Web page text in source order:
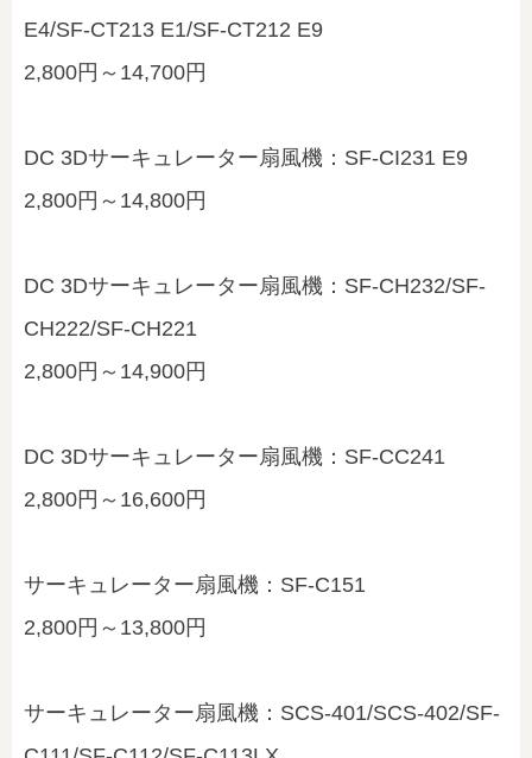
E4/SF-CT213 E1/SF-CT212 E9
2,800円～14,700円
DC 3Dサーキュレーター扇風機：SF-CI231 E9
2,800円～14,800円
DC 3Dサーキュレーター扇風機：SF-CH232/SF-
CH222/SF-CH221
2,800円～14,900円
DC 3Dサーキュレーター扇風機：SF-CC241
2,800円～16,600円
サーキュレーター扇風機：SF-C151
2,800円～13,800円
サーキュレーター扇風機：SCS-401/SCS-402/SF-